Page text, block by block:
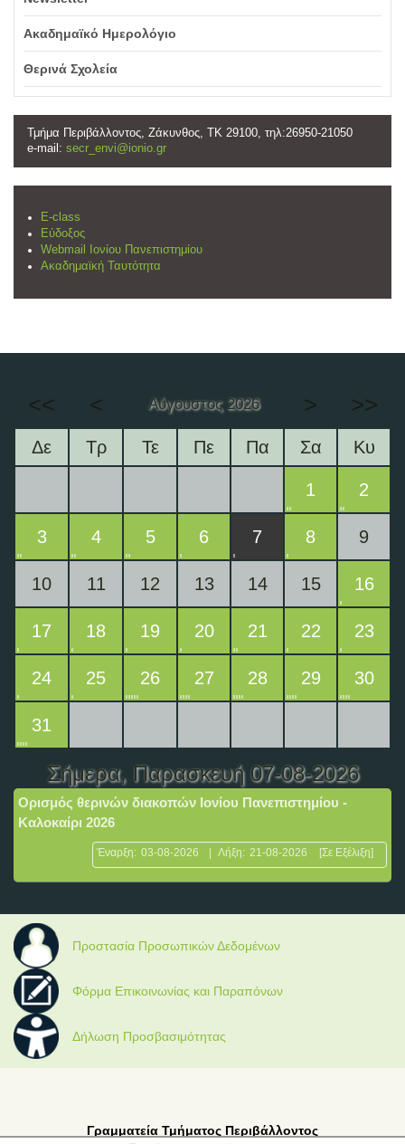
Ακαδημαϊκό Ημερολόγιο
Θερινά Σχολεία
Τμήμα Περιβάλλοντος, Ζάκυνθος, ΤΚ 29100, τηλ:26950-21050
e-mail: secr_envi@ionio.gr
E-class
Εύδοξος
Webmail Ιονίου Πανεπιστημίου
Ακαδημαϊκή Ταυτότητα
<< < Αύγουστος 2026 > >>
Δε Τρ Τε Πε Πα Σα Κυ
1 2
3 4 5 6 7 8 9
10 11 12 13 14 15 16
17 18 19 20 21 22 23
24 25 26 27 28 29 30
31
Σήμερα, Παρασκευή 07-08-2026
Ορισμός θερινών διακοπών Ιονίου Πανεπιστημίου -
Καλοκαίρι 2026
Έναρξη: 03-08-2026 Λήξη: 21-08-2026 [Σε Εξέλιξη]
Προστασία Προσωπικών Δεδομένων
Φόρμα Επικοινωνίας και Παραπόνων
Δήλωση Προσβασιμότητας
Γραμματεία Τμήματος Περιβάλλοντος